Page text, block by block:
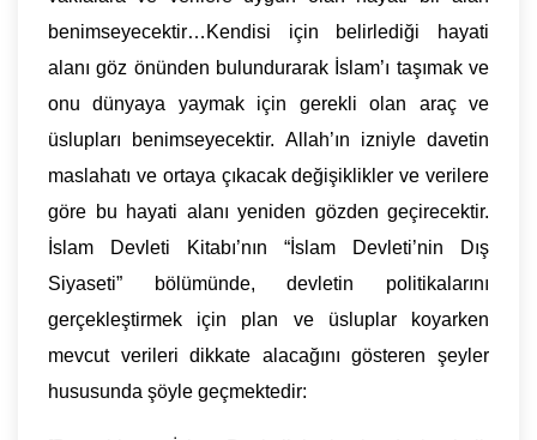
benimseyecektir…Kendisi için belirlediği hayati
alanı göz önünden bulundurarak İslam’ı taşımak ve
onu dünyaya yaymak için gerekli olan araç ve
üslupları benimseyecektir. Allah’ın izniyle davetin
maslahatı ve ortaya çıkacak değişiklikler ve verilere
göre bu hayati alanı yeniden gözden geçirecektir.
İslam Devleti Kitabı’nın “İslam Devleti’nin Dış
Siyaseti” bölümünde, devletin politikalarını
gerçekleştirmek için plan ve üsluplar koyarken
mevcut verileri dikkate alacağını gösteren şeyler
hususunda şöyle geçmektedir: